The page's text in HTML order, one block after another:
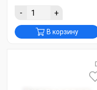
- +
В корзину